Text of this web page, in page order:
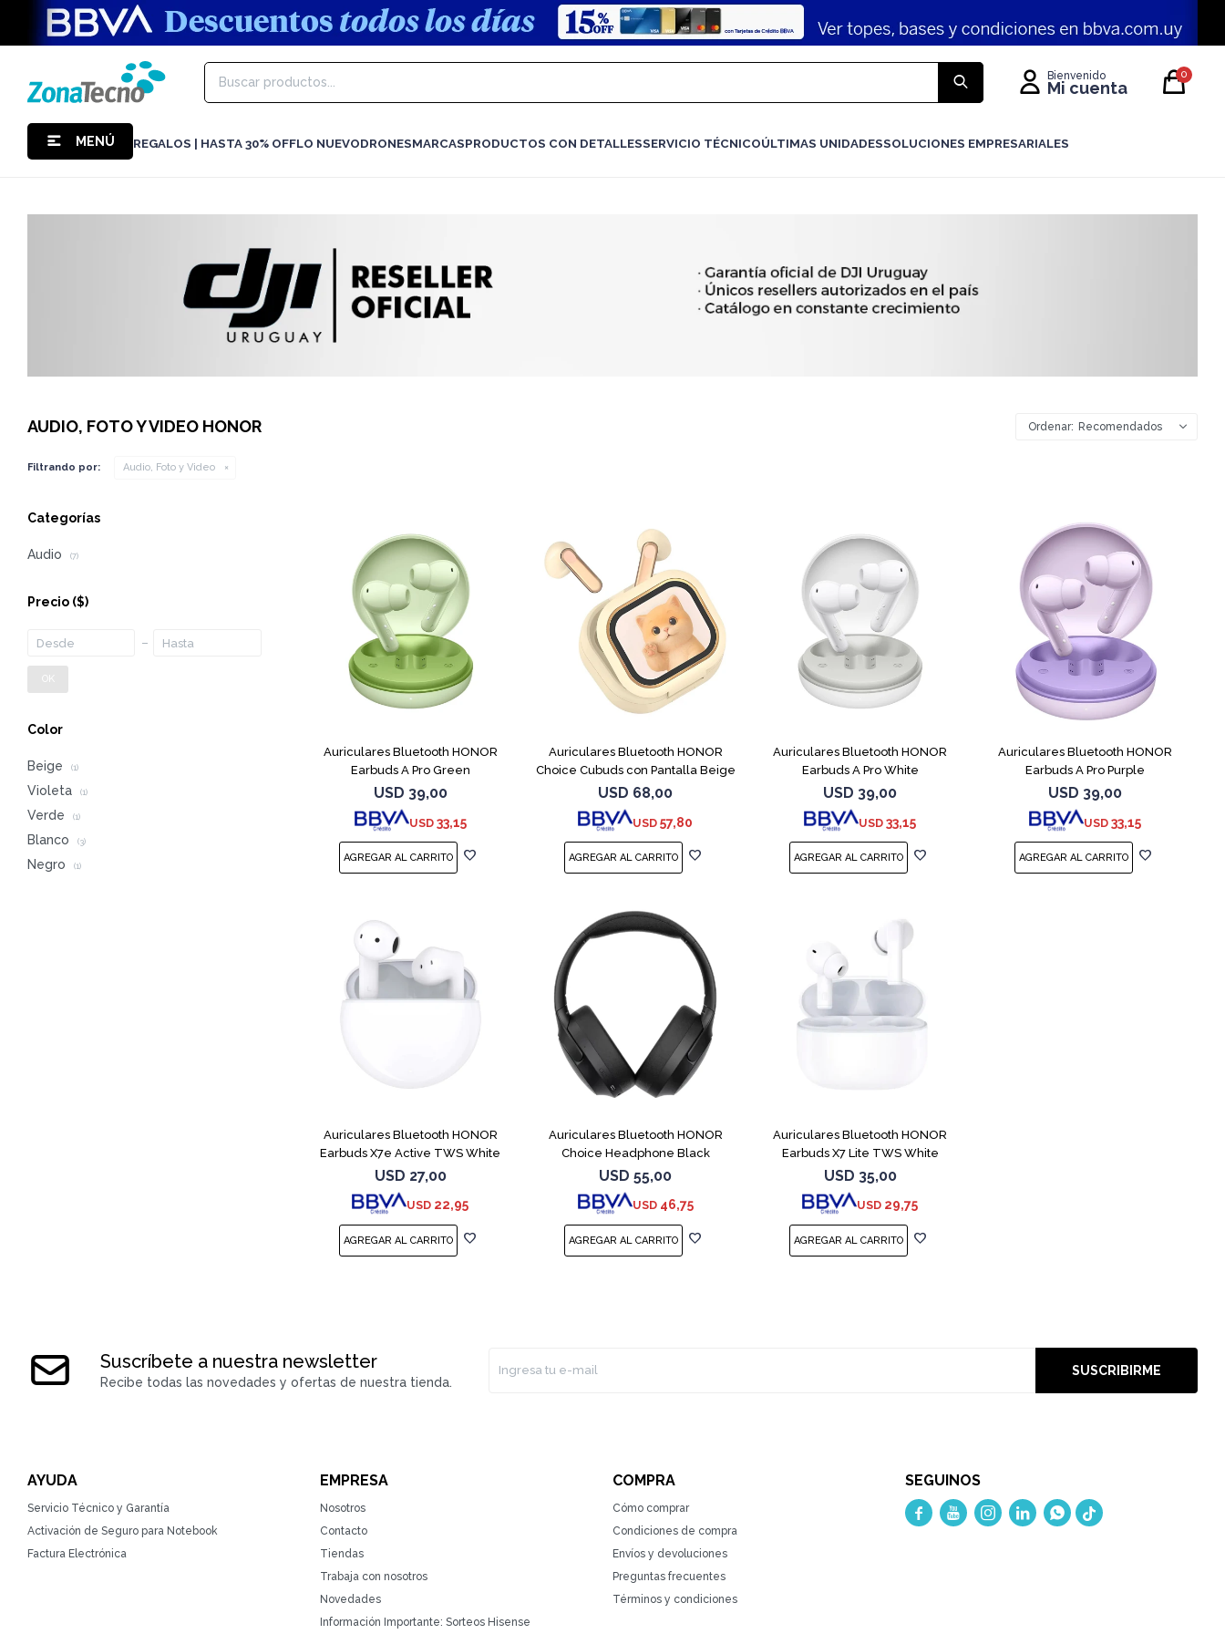
MENÚ REGALOS | HASTA 30% OFFLO NUEVODRONESMARCASPRODUCTOS CON DETALLESSERVICIO TÉCNICOÚLTIMAS UNIDADESSOLUCIONES EMPRESARIALES
0
AUDIO, FOTO Y VIDEO HONOR Recomendados
Filtrando por: Audio, Foto y Video
Auriculares Bluetooth HONOR
Earbuds A Pro Green
USD 39,00
USD 33,15
Auriculares Bluetooth HONOR
Choice Cubuds con Pantalla Beige
USD 68,00
USD 57,80
Auriculares Bluetooth HONOR
Earbuds A Pro White
USD 39,00
USD 33,15
Auriculares Bluetooth HONOR
Earbuds A Pro Purple
USD 39,00
USD 33,15
Auriculares Bluetooth HONOR
Earbuds X7e Active TWS White
USD 27,00
USD 22,95
Auriculares Bluetooth HONOR
Choice Headphone Black
USD 55,00
USD 46,75
Auriculares Bluetooth HONOR
Earbuds X7 Lite TWS White
USD 35,00
USD 29,75
Categorías
Audio (7)
Precio ($)
OK
Color
Beige (1)
Violeta (1)
Verde (1)
Blanco (3)
Negro (1)
Suscríbete a nuestra newsletter
Recibe todas las novedades y ofertas de nuestra tienda.
SUSCRIBIRME
AYUDA
Servicio Técnico y Garantía
Activación de Seguro para Notebook
Factura Electrónica
EMPRESA
Nosotros
Contacto
Tiendas
Trabaja con nosotros
Novedades
Información Importante: Sorteos Hisense
COMPRA
Cómo comprar
Condiciones de compra
Envíos y devoluciones
Preguntas frecuentes
Términos y condiciones
SEGUINOS
    